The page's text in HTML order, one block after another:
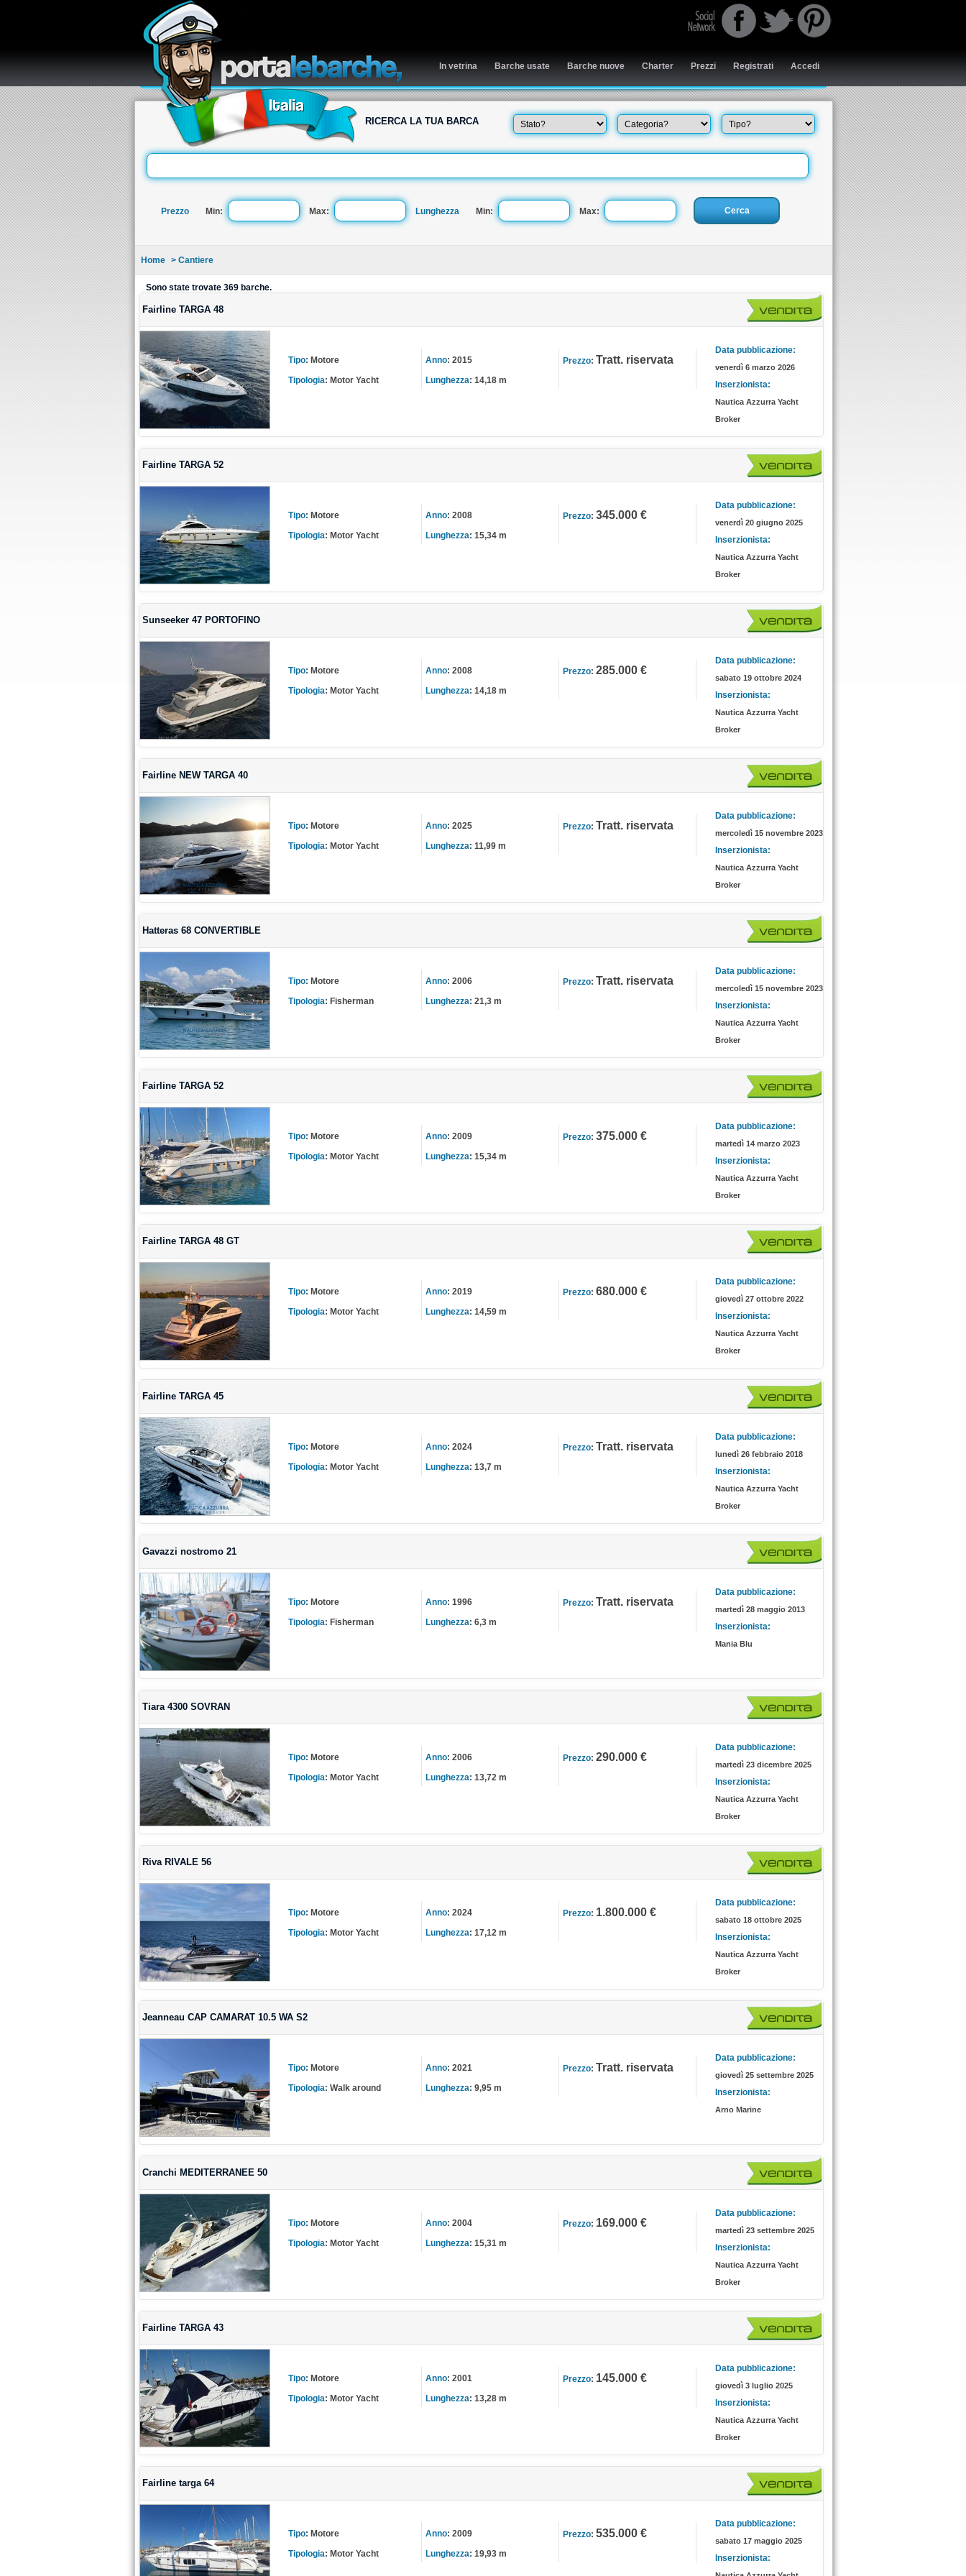
In vetrina Barche usate Barche nuove Charter Prezzi Registrati Accedi
RICERCA LA TUA BARCA
Prezzo Min: Max: Lunghezza Min: Max:
Home > Cantiere
Sono state trovate 369 barche.
Fairline TARGA 48
Tipo: Motore
Tipologia: Motor Yacht
Anno: 2015
Lunghezza: 14,18 m
Prezzo: Tratt. riservata
Data pubblicazione:
venerdì 6 marzo 2026
Inserzionista:
Nautica Azzurra Yacht
Broker
Fairline TARGA 52
Tipo: Motore
Tipologia: Motor Yacht
Anno: 2008
Lunghezza: 15,34 m
Prezzo: 345.000 €
Data pubblicazione:
venerdì 20 giugno 2025
Inserzionista:
Nautica Azzurra Yacht
Broker
Sunseeker 47 PORTOFINO
Tipo: Motore
Tipologia: Motor Yacht
Anno: 2008
Lunghezza: 14,18 m
Prezzo: 285.000 €
Data pubblicazione:
sabato 19 ottobre 2024
Inserzionista:
Nautica Azzurra Yacht
Broker
Fairline NEW TARGA 40
Tipo: Motore
Tipologia: Motor Yacht
Anno: 2025
Lunghezza: 11,99 m
Prezzo: Tratt. riservata
Data pubblicazione:
mercoledì 15 novembre 2023
Inserzionista:
Nautica Azzurra Yacht
Broker
Hatteras 68 CONVERTIBLE
Tipo: Motore
Tipologia: Fisherman
Anno: 2006
Lunghezza: 21,3 m
Prezzo: Tratt. riservata
Data pubblicazione:
mercoledì 15 novembre 2023
Inserzionista:
Nautica Azzurra Yacht
Broker
Fairline TARGA 52
Tipo: Motore
Tipologia: Motor Yacht
Anno: 2009
Lunghezza: 15,34 m
Prezzo: 375.000 €
Data pubblicazione:
martedì 14 marzo 2023
Inserzionista:
Nautica Azzurra Yacht
Broker
Fairline TARGA 48 GT
Tipo: Motore
Tipologia: Motor Yacht
Anno: 2019
Lunghezza: 14,59 m
Prezzo: 680.000 €
Data pubblicazione:
giovedì 27 ottobre 2022
Inserzionista:
Nautica Azzurra Yacht
Broker
Fairline TARGA 45
Tipo: Motore
Tipologia: Motor Yacht
Anno: 2024
Lunghezza: 13,7 m
Prezzo: Tratt. riservata
Data pubblicazione:
lunedì 26 febbraio 2018
Inserzionista:
Nautica Azzurra Yacht
Broker
Gavazzi nostromo 21
Tipo: Motore
Tipologia: Fisherman
Anno: 1996
Lunghezza: 6,3 m
Prezzo: Tratt. riservata
Data pubblicazione:
martedì 28 maggio 2013
Inserzionista:
Mania Blu
Tiara 4300 SOVRAN
Tipo: Motore
Tipologia: Motor Yacht
Anno: 2006
Lunghezza: 13,72 m
Prezzo: 290.000 €
Data pubblicazione:
martedì 23 dicembre 2025
Inserzionista:
Nautica Azzurra Yacht
Broker
Riva RIVALE 56
Tipo: Motore
Tipologia: Motor Yacht
Anno: 2024
Lunghezza: 17,12 m
Prezzo: 1.800.000 €
Data pubblicazione:
sabato 18 ottobre 2025
Inserzionista:
Nautica Azzurra Yacht
Broker
Jeanneau CAP CAMARAT 10.5 WA S2
Tipo: Motore
Tipologia: Walk around
Anno: 2021
Lunghezza: 9,95 m
Prezzo: Tratt. riservata
Data pubblicazione:
giovedì 25 settembre 2025
Inserzionista:
Arno Marine
Cranchi MEDITERRANEE 50
Tipo: Motore
Tipologia: Motor Yacht
Anno: 2004
Lunghezza: 15,31 m
Prezzo: 169.000 €
Data pubblicazione:
martedì 23 settembre 2025
Inserzionista:
Nautica Azzurra Yacht
Broker
Fairline TARGA 43
Tipo: Motore
Tipologia: Motor Yacht
Anno: 2001
Lunghezza: 13,28 m
Prezzo: 145.000 €
Data pubblicazione:
giovedì 3 luglio 2025
Inserzionista:
Nautica Azzurra Yacht
Broker
Fairline targa 64
Tipo: Motore
Tipologia: Motor Yacht
Anno: 2009
Lunghezza: 19,93 m
Prezzo: 535.000 €
Data pubblicazione:
sabato 17 maggio 2025
Inserzionista: